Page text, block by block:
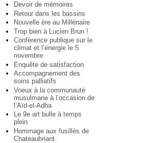
Devoir de mémoires
Retour dans les bassins
Nouvelle ère au Millénaire
Trop bien à Lucien Brun !
Conférence publique sur le
climat et l’énergie le 5
novembre
Enquête de satisfaction
Accompagnement des
soins palliatifs
Voeux à la communauté
musulmane à l’occasion de
l’Aïd-el-Adha
Le 9e art bulle à temps
plein
Hommage aux fusillés de
Chateaubriant